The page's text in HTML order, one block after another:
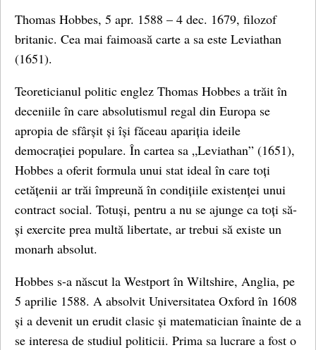
Thomas Hobbes, 5 apr. 1588 – 4 dec. 1679, filozof
britanic. Cea mai faimoasă carte a sa este Leviathan
(1651).
Teoreticianul politic englez Thomas Hobbes a trăit în
deceniile în care absolutismul regal din Europa se
apropia de sfârșit și își făceau apariția ideile
democrației populare. În cartea sa „Leviathan” (1651),
Hobbes a oferit formula unui stat ideal în care toți
cetățenii ar trăi împreună în condițiile existenței unui
contract social. Totuși, pentru a nu se ajunge ca toți să-
și exercite prea multă libertate, ar trebui să existe un
monarh absolut.
Hobbes s-a născut la Westport în Wiltshire, Anglia, pe
5 aprilie 1588. A absolvit Universitatea Oxford în 1608
și a devenit un erudit clasic și matematician înainte de a
se interesa de studiul politicii. Prima sa lucrare a fost o